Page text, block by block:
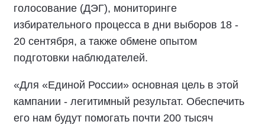
голосование (ДЭГ), мониторинге
избирательного процесса в дни выборов 18 -
20 сентября, а также обмене опытом
подготовки наблюдателей.
«Для «Единой России» основная цель в этой
кампании - легитимный результат. Обеспечить
его нам будут помогать почти 200 тысяч